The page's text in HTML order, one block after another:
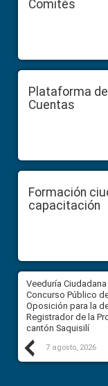
Comités
Plataforma
Cuentas
Formación
capacitación
Veeduría
Concurso Público
Oposición para la
Registrador de la
cantón Saquisilí
7 agosto, 2026